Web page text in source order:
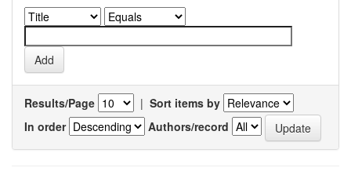
Results/Page | Sort items by
In order
Authors/record